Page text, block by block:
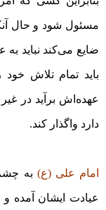
مسئول شود و حال
ضایع می‌کند نباید
باید تمام تلاش
عهده‌اش برآید در
دارد واگذار کند.
امام علی (ع) به
عیادت ایشان آمده